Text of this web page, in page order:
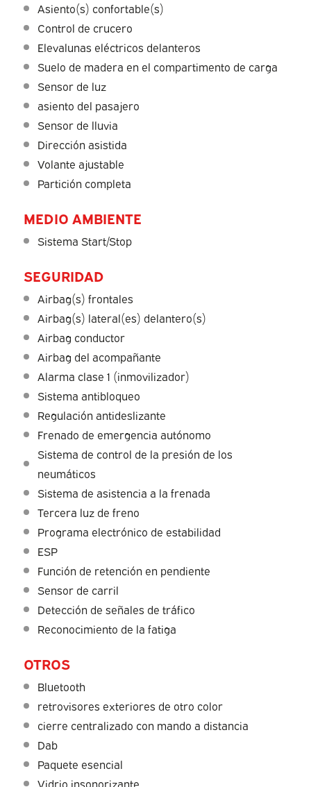
Asiento(s) confortable(s)
Control de crucero
Elevalunas eléctricos delanteros
Suelo de madera en el compartimento de carga
Sensor de luz
asiento del pasajero
Sensor de lluvia
Dirección asistida
Volante ajustable
Partición completa
MEDIO AMBIENTE
Sistema Start/Stop
SEGURIDAD
Airbag(s) frontales
Airbag(s) lateral(es) delantero(s)
Airbag conductor
Airbag del acompañante
Alarma clase 1 (inmovilizador)
Sistema antibloqueo
Regulación antideslizante
Frenado de emergencia autónomo
Sistema de control de la presión de los
neumáticos
Sistema de asistencia a la frenada
Tercera luz de freno
Programa electrónico de estabilidad
ESP
Función de retención en pendiente
Sensor de carril
Detección de señales de tráfico
Reconocimiento de la fatiga
OTROS
Bluetooth
retrovisores exteriores de otro color
cierre centralizado con mando a distancia
Dab
Paquete esencial
Vidrio insonorizante